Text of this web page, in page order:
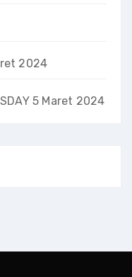
2024
5 Maret 2024